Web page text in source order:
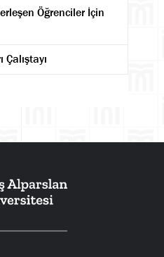
Öğrenciler İçin